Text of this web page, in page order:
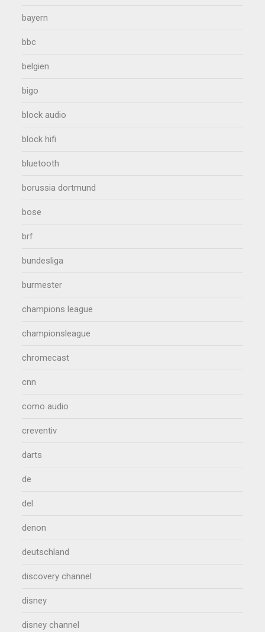
bayern
bbc
belgien
bigo
block audio
block hifi
bluetooth
borussia dortmund
bose
brf
bundesliga
burmester
champions league
championsleague
chromecast
cnn
como audio
creventiv
darts
de
del
denon
deutschland
discovery channel
disney
disney channel